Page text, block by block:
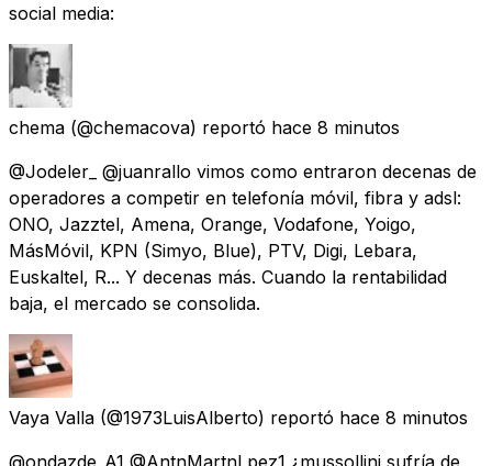
social media:
chema (@chemacova) reportó hace 8 minutos
@Jodeler_ @juanrallo vimos como entraron decenas de
operadores a competir en telefonía móvil, fibra y adsl:
ONO, Jazztel, Amena, Orange, Vodafone, Yoigo,
MásMóvil, KPN (Simyo, Blue), PTV, Digi, Lebara,
Euskaltel, R... Y decenas más. Cuando la rentabilidad
baja, el mercado se consolida.
Vaya Valla (@1973LuisAlberto) reportó hace 8 minutos
@ondazde_A1 @AntnMartnLpez1 ¿mussollini sufría de